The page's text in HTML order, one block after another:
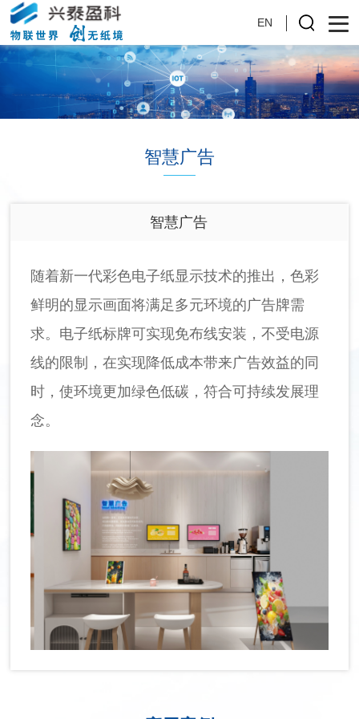
EN
智慧广告
智慧广告
随着新一代彩色电子纸显示技术的推出，色彩
鲜明的显示画面将满足多元环境的广告牌需
求。电子纸标牌可实现免布线安装，不受电源
线的限制，在实现降低成本带来广告效益的同
时，使环境更加绿色低碳，符合可持续发展理
念。